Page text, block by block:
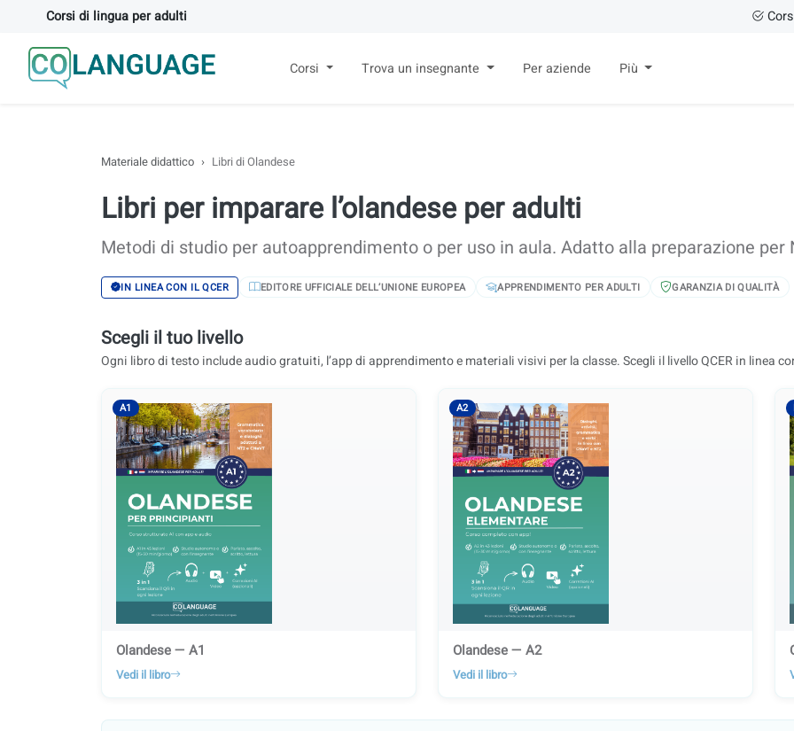
Corsi di lingua per adulti
Corsi Trova un insegnante Per aziende Più
Materiale didattico Libri di Olandese
Libri per imparare l’olandese per adulti
Metodi di studio per autoapprendimento o per uso in aula. Adatto alla preparazione per
IN LINEA CON IL QCER EDITORE UFFICIALE DELL’UNIONE EUROPEA APPRENDIMENTO PER ADULTI GARANZIA DI QUALITÀ
Scegli il tuo livello
Ogni libro di testo include audio gratuiti, l’app di apprendimento e materiali visivi per la classe. Scegli il livello QCER in linea
A1
Olandese — A1
Vedi il libro
A2
Olandese — A2
Vedi il libro